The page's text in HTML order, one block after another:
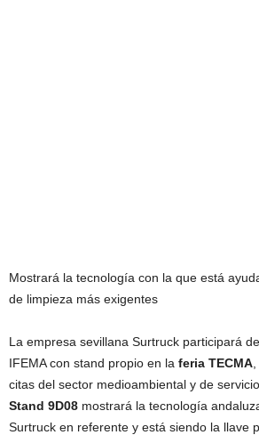
Mostrará la tecnología con la que está
de limpieza más exigentes
La empresa sevillana Surtruck participará
IFEMA con stand propio en la feria TECMA
citas del sector medioambiental y de
Stand 9D08 mostrará la tecnología
Surtruck en referente y está siendo la llave